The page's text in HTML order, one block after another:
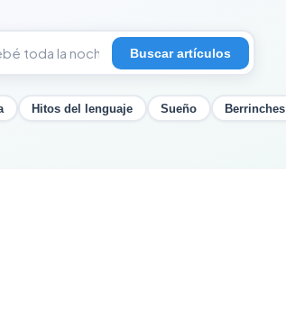
Buscar artículos
Hitos del lenguaje Sueño Berrinches